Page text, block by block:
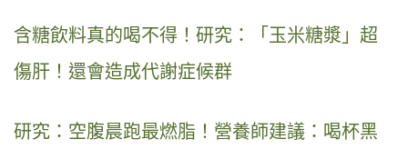
含糖飲料真的喝不得！研究：「玉米糖漿」超
傷肝！還會造成代謝症候群
研究：空腹晨跑最燃脂！營養師建議：喝杯黑